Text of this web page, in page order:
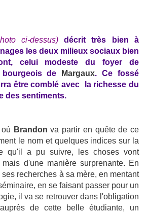
ci-dessus)
décrit très bien à
les deux milieux sociaux bien
celui modeste du foyer de
de Margaux. Ce fossé
être comblé avec la richesse du
des sentiments.
Brandon va partir en quête de ce
le nom et quelques indices sur la
qu'il a pu suivre, les choses vont
d'une manière surprenante. En
recherches à sa mère, en mentant
en se faisant passer pour un
il va se retrouver dans l'obligation
de cette belle étudiante, un